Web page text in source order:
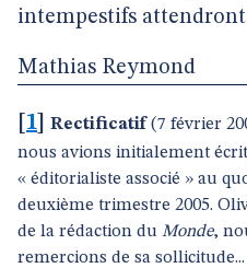
intempestifs
Mathias Reymond
1 Rectificatif(7 février
nous avions initialement
« éditorialiste associé » au
deuxième trimestre 2005.
de la rédaction du Monde,
remercions de sa sollicitude...